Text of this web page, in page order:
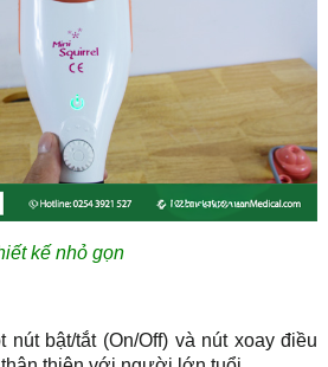
kế nhỏ gọn
bật/tắt (On/Off) và nút xoay điều